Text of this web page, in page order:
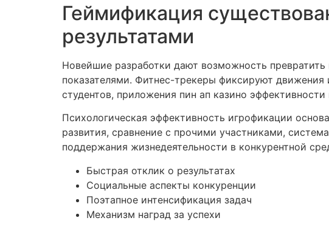
Геймификация
результатами
Новейшие разработки дают возможность
показателями. Фитнес-трекеры фиксируют движения
студентов, приложения пин ап казино
Психологическая эффективность игрофикации
развития, сравнение с прочими участниками,
поддержания жизнедеятельности в конкурентной
Быстрая отклик о результатах
Социальные аспекты конкуренции
Поэтапное интенсификация задач
Механизм наград за успехи